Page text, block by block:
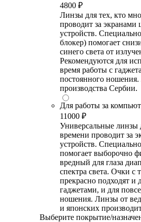
4800 ₽
Линзы для тех, кто
проводит за
устройств.
блокер) помогает
синего света от
Рекомендуются для
время работы с
постоянного
производства Сербии.
Для работы за
11000 ₽
Универсальные линзы
времени проводит за
устройств.
помогает выборочно
вредный для глаза
спектра света. Очки с
прекрасно подходят и
гаджетами, и для
ношения. Линзы от
и японских
Выберите покрытие/